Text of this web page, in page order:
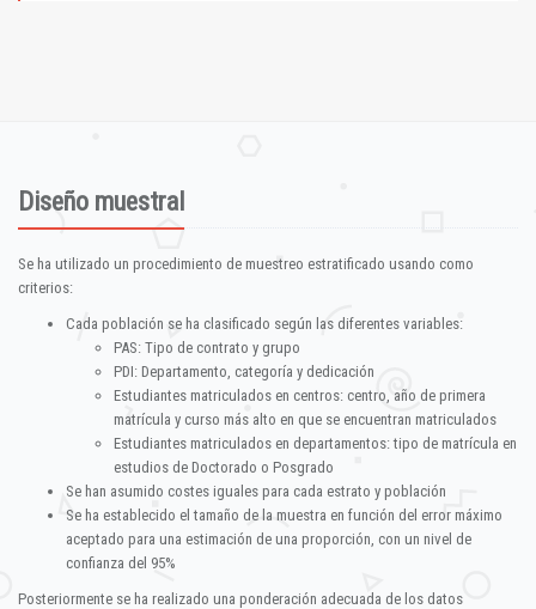
Diseño muestral
Se ha utilizado un procedimiento de muestreo estratificado usando como
criterios:
Cada población se ha clasificado según las diferentes variables:
PAS: Tipo de contrato y grupo
PDI: Departamento, categoría y dedicación
Estudiantes matriculados en centros: centro, año de primera
matrícula y curso más alto en que se encuentran matriculados
Estudiantes matriculados en departamentos: tipo de matrícula en
estudios de Doctorado o Posgrado
Se han asumido costes iguales para cada estrato y población
Se ha establecido el tamaño de la muestra en función del error máximo
aceptado para una estimación de una proporción, con un nivel de
confianza del 95%
Posteriormente se ha realizado una ponderación adecuada de los datos